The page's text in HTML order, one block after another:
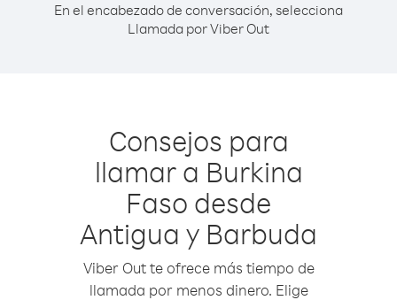
En el encabezado de conversación, selecciona
Llamada por Viber Out
Consejos para
llamar a Burkina
Faso desde
Antigua y Barbuda
Viber Out te ofrece más tiempo de
llamada por menos dinero. Elige